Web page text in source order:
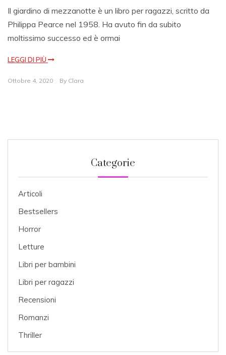
Il giardino di mezzanotte è un libro per ragazzi, scritto da
Philippa Pearce nel 1958. Ha avuto fin da subito
moltissimo successo ed è ormai
LEGGI DI PIÙ
Ottobre 4, 2020 By Clara
Categorie
Articoli
Bestsellers
Horror
Letture
Libri per bambini
Libri per ragazzi
Recensioni
Romanzi
Thriller